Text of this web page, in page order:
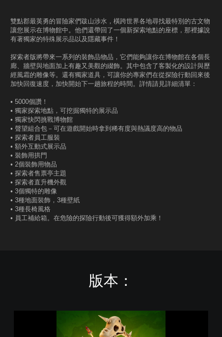
雙點郡最英勇的冒險家們跋山涉水，橫跨世界各地尋找最特別的古文物
讓您展示在博物館中。他們還帶回了一個新探索地點的座標，那裡據說
有著獨家的特殊展示品以及隱藏事件！
探索者版將帶來一系列的裝飾品物品，它們能夠讓你在博物館在各個長
廊、牆壁與地面加上有趣又美觀的綴飾。其中包含了客製化的設計與歷
經風霜的雕像等。還有獨家道具，可讓你的專家們在從探險行動回來後
加快回復速度，加快開始下一趟旅程的時間。詳情請見詳細清單：
• 5000個讚！
• 獨家探索地點，可挖掘獨特的展示品
• 獨家快閃挑戰博物館
• 聲望組合包－可在遊戲開始時拿到稀有度與熱議度高的物品
• 探索者員工服裝
• 額外互動式展示品
• 裝飾用拱門
• 2個裝飾用物品
• 探索者售票亭主題
• 探索者直升機外觀
• 3個獨特的雕像
• 3種地面裝飾，3種壁紙
• 3種長椅風格
• 員工補給箱。在危險的探險行動後可獲得額外加乘！
版本：